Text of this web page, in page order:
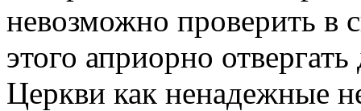
невозможно проверить в
этого априорно
Церкви как ненадежные